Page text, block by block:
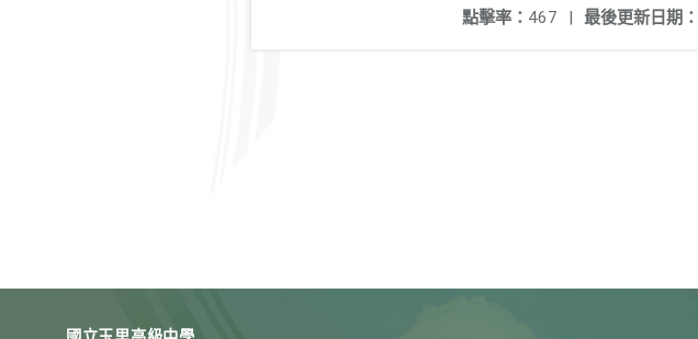
最後更新日期：
點擊率： 467 |